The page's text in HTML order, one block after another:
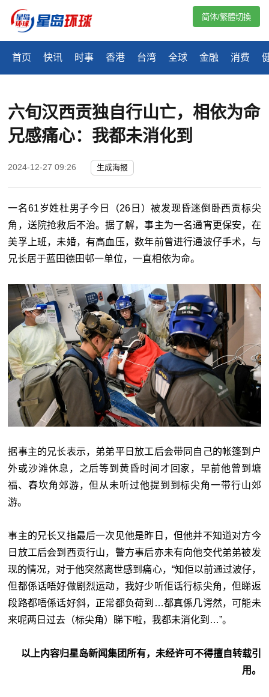
首页 快讯 时事 香港 台湾 全球 金融 消费
简体/繁體切換
六旬汉西贡独自行山亡，相依为命
兄感痛心：我都未消化到
2024-12-27 09:26 生成海报
一名61岁姓杜男子今日（26日）被发现昏迷倒卧西贡标尖
角，送院抢救后不治。据了解，事主为一名通宵更保安，在
美孚上班，未婚，有高血压，数年前曾进行通波仔手术，与
兄长居于蓝田德田邨一单位，一直相依为命。
据事主的兄长表示，弟弟平日放工后会带同自己的帐篷到户
外或沙滩休息，之后等到黄昏时间才回家，早前他曾到塘
福、舂坎角郊游，但从未听过他提到到标尖角一带行山郊
游。
事主的兄长又指最后一次见他是昨日，但他并不知道对方今
日放工后会到西贡行山，警方事后亦未有向他交代弟弟被发
现的情况，对于他突然离世感到痛心，“知佢以前通过波仔，
但都係话唔好做剧烈运动，我好少听佢话行标尖角，但睇返
段路都唔係话好斜，正常都负荷到…都真係几谔然，可能未
来呢两日过去（标尖角）睇下啦，我都未消化到…”。
以上内容归星岛新闻集团所有，未经许可不得擅自转载引
用。